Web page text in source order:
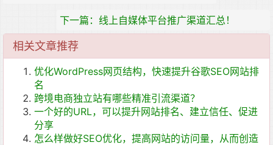
下一篇：线上自媒体平台推广渠道汇总！
相关文章推荐
优化WordPress网页结构，快速提升谷歌SEO网站排
名
跨境电商独立站有哪些精准引流渠道？
一个好的URL，可以提升网站排名、建立信任、促进
分享
怎么样做好SEO优化，提高网站的访问量，从而创造